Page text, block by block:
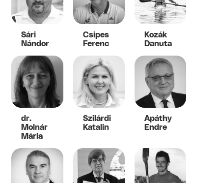
Sári
Nándor
Csipes
Ferenc
Kozák
Danuta
dr.
Molnár
Mária
Szilárdi
Katalin
Apáthy
Endre